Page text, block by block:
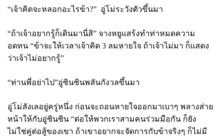
“เจ้าคิดจะหลอกอะไรข้า?” อู่โม่ระวังตัวขึ้นมา
“ถ้าเจ้าอยากรู้ก็เดินมานี่สิ” จางหยูแสร้งทำท่าหมดความ
อดทน “ข้าจะให้เวลาเจ้าคิด 3 ลมหายใจ ถ้าเจ้าไม่มา ก็แสดง
ว่าเจ้าไม่อยากรู้”
“ท่านพี่อย่าไป”อู่ซินซินพลันกังวลขึ้นมา
อู่โม่ลังเลอยู่ครู่หนึ่ง ก่อนจะถอนหายใจออกมาเบาๆ พลางส่าย
หน้าให้กับอู่ซินซิน “ต่อให้พวกเราสามคนร่วมมือกัน ก็ยัง
ไม่ใช่คู่ต่อสู้ของเขา ถ้าเขาอยากจะจัดการกับข้าจริงๆ ก็ไม่มี